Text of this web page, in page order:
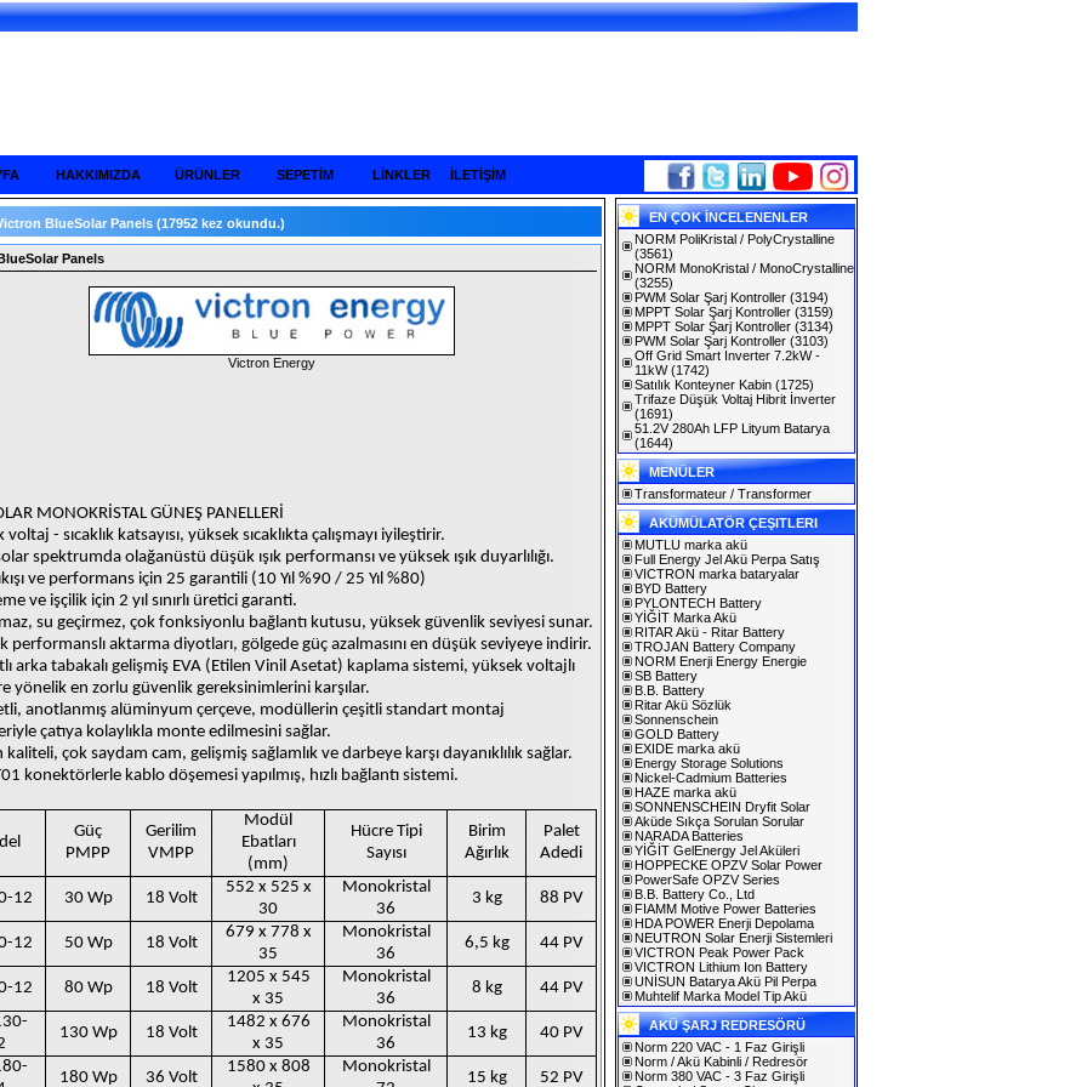
HAKKIMIZDA ÜRÜNLER SEPETİM LİNKLER İLETİŞİM
BlueSolar Panels (17952 kez okundu.)
Panels
Victron Energy
MONOKRİSTAL GÜNEŞ PANELLERİ
voltaj - sıcaklık katsayısı, yüksek sıcaklıkta çalışmayı iyileştirir.
spektrumda olağanüstü düşük ışık performansı ve yüksek ışık duyarlılığı.
ve performans için 25 garantili (10 Yıl %90 / 25 Yıl %80)
ve işçilik için 2 yıl sınırlı üretici garanti.
su geçirmez, çok fonksiyonlu bağlantı kutusu, yüksek güvenlik seviyesi sunar.
performanslı aktarma diyotları, gölgede güç azalmasını en düşük seviyeye indirir.
arka tabakalı gelişmiş EVA (Etilen Vinil Asetat) kaplama sistemi, yüksek voltajlı
yönelik en zorlu güvenlik gereksinimlerini karşılar.
anotlanmış alüminyum çerçeve, modüllerin çeşitli standart montaj
çatıya kolaylıkla monte edilmesini sağlar.
çok saydam cam, gelişmiş sağlamlık ve darbeye karşı dayanıklılık sağlar.
konektörlerle kablo döşemesi yapılmış, hızlı bağlantı sistemi.
Güç
PMPP
Gerilim
VMPP
Modül
Ebatları
(mm)
Hücre Tipi
Sayısı
Birim
Ağırlık
Palet
Adedi
12 30 Wp 18 Volt
552 x 525 x
30
Monokristal
36
3 kg 88 PV
12 50 Wp 18 Volt
679 x 778 x
35
Monokristal
36
6,5 kg 44 PV
12 80 Wp 18 Volt
1205 x 545
x 35
Monokristal
36
8 kg
44 PV
130 Wp 18 Volt
1482 x 676
x 35
Monokristal
36
13 kg
40 PV
180 Wp 36 Volt
1580 x 808
Monokristal
15 kg 52 PV
EN ÇOK İNCELENENLER
NORM PoliKristal / PolyCrystalline
(3561)
NORM MonoKristal / MonoCrystalline
(3255)
PWM Solar Şarj Kontroller (3194)
MPPT Solar Şarj Kontroller (3159)
MPPT Solar Şarj Kontroller (3134)
PWM Solar Şarj Kontroller (3103)
Off Grid Smart Inverter 7.2kW -
11kW(1742)
Satılık Konteyner Kabin (1725)
Trifaze Düşük Voltaj Hibrit İnverter
(1691)
51.2V 280Ah LFP Lityum Batarya
(1644)
MENÜLER
Transformateur / Transformer
AKÜMÜLATÖR ÇEŞITLERI
MUTLU marka akü
Full Energy Jel Akü Perpa Satış
VICTRON marka bataryalar
BYD Battery
PYLONTECH Battery
YİĞİT Marka Akü
RITAR Akü - Ritar Battery
TROJAN Battery Company
NORM Enerji Energy Energie
SB Battery
B.B. Battery
Ritar Akü Sözlük
Sonnenschein
GOLD Battery
EXIDE marka akü
Energy Storage Solutions
Nickel-Cadmium Batteries
HAZE marka akü
SONNENSCHEIN Dryfit Solar
Aküde Sıkça Sorulan Sorular
NARADA Batteries
YİĞİT GelEnergy Jel Aküleri
HOPPECKE OPZV Solar Power
PowerSafe OPZV Series
B.B. Battery Co., Ltd
FIAMM Motive Power Batteries
HDA POWER Enerji Depolama
NEUTRON Solar Enerji Sistemleri
VICTRON Peak Power Pack
VICTRON Lithium Ion Battery
UNİSUN Batarya Akü Pil Perpa
Muhtelif Marka Model Tip Akü
AKÜ ŞARJ REDRESÖRÜ
Norm 220 VAC - 1 Faz Girişli
Norm / Akü Kabinli / Redresör
Norm 380 VAC - 3 Faz Girişli